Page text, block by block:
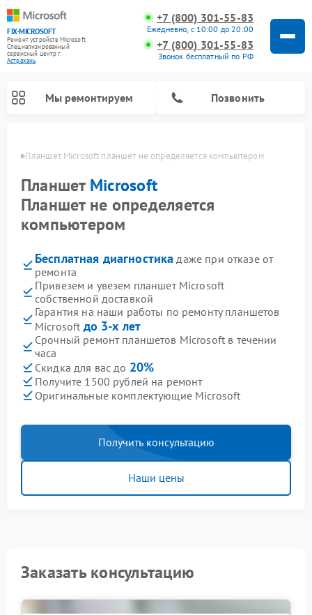
FIX-MICROSOFT
Ремонт устройств Microsoft
Специализированный
cервисный центр г.
Астрахань
+7 (800) 301-55-83
Ежедневно, с 10:00 до 20:00
+7 (800) 301-55-83
Звонок бесплатный по РФ
Мы ремонтируем Позвонить
Планшет Microsoft планшет не определяется компьютером
Планшет Microsoft
Планшет не определяется
компьютером
Бесплатная диагностика даже при отказе от
ремонта
Привезем и увезем планшет Microsoft
собственной доставкой
Гарантия на наши работы по ремонту планшетов
Microsoft до 3-х лет
Срочный ремонт планшетов Microsoft в течении
часа
Скидка для вас до 20%
Получите 1500 рублей на ремонт
Оригинальные комплектующие Microsoft
Получить консультацию
Наши цены
Заказать консультацию